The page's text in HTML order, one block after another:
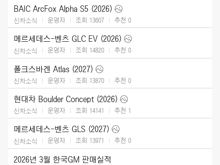
BAIC ArcFox Alpha S5 (2026)
신차소식 운영자 조회 13607 추천 0
메르세데스-벤츠 GLC EV (2026)
신차소식 운영자 조회 14820 추천 0
폴크스바겐 Atlas (2027)
신차소식 운영자 조회 13870 추천 0
현대차 Boulder Concept (2026)
신차소식 운영자 조회 14141 추천 1
메르세데스-벤츠 GLS (2027)
신차소식 운영자 조회 13971 추천 0
2026년 3월 한국GM 판매실적